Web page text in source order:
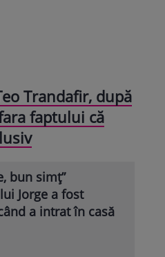
Trandafir, după
faptului că
bun simț”
Jorge a fost
a intrat în casă